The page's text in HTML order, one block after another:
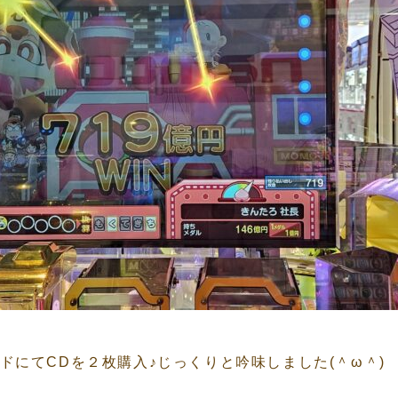
にてCDを２枚購入♪じっくりと吟味しました(＾ω＾